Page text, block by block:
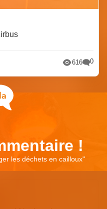
616 0
!
les déchets en cailloux"